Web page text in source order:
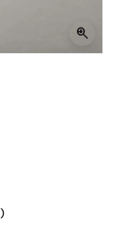
zoom_in
)